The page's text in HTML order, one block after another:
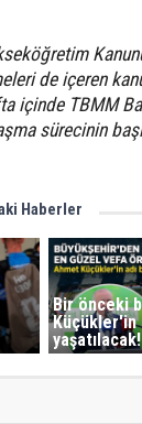
de içeren
içinde TBMM
sürecinin
Haberler
Bir önceki
Küçükler'in
yaşatılacak!